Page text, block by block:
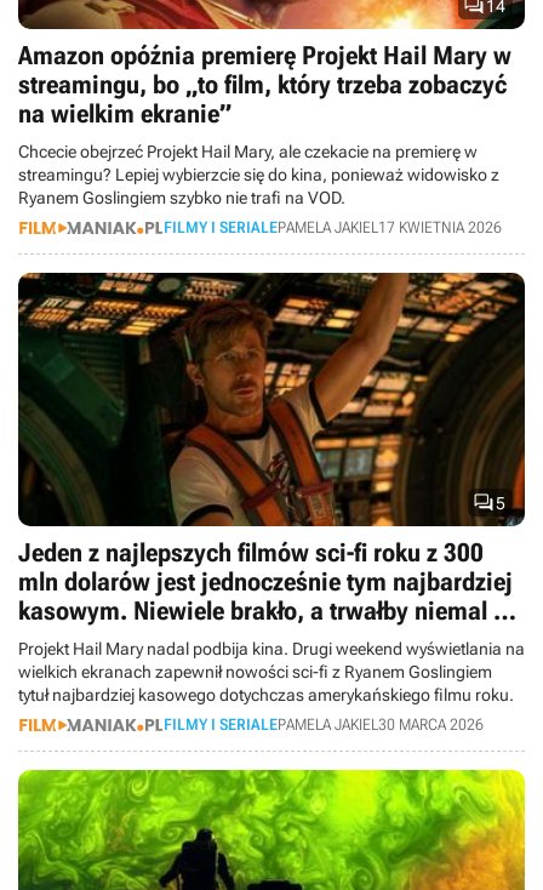
14
Amazon opóźnia premierę Projekt Hail Mary w
streamingu, bo „to film, który trzeba zobaczyć
na wielkim ekranie”
Chcecie obejrzeć Projekt Hail Mary, ale czekacie na premierę w
streamingu? Lepiej wybierzcie się do kina, ponieważ widowisko z
Ryanem Goslingiem szybko nie trafi na VOD.
FILMY I SERIALEPAMELA JAKIEL17 KWIETNIA 2026
5
Jeden z najlepszych filmów sci-fi roku z 300
mln dolarów jest jednocześnie tym najbardziej
kasowym. Niewiele brakło, a trwałby niemal 4
godziny
Projekt Hail Mary nadal podbija kina. Drugi weekend wyświetlania na
wielkich ekranach zapewnił nowości sci-fi z Ryanem Goslingiem
tytuł najbardziej kasowego dotychczas amerykańskiego filmu roku.
FILMY I SERIALEPAMELA JAKIEL30 MARCA 2026